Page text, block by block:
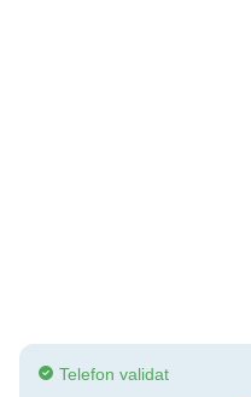
Telefon validat